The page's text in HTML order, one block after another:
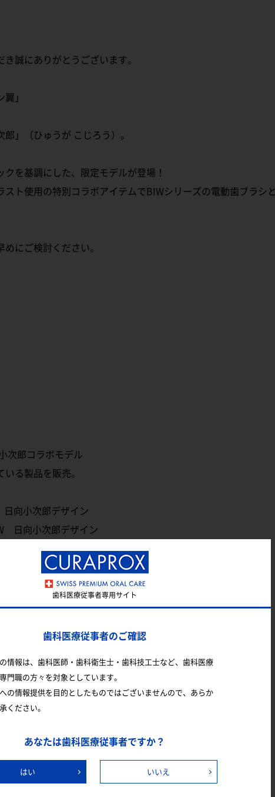
誠にありがとうございます。
」
」（ひゅうが こじろう）。
を基調にした、限定モデルが登場！
ト使用の特別コラボアイテムでBIWシリーズの電動歯ブラシ
にご検討ください。
次郎コラボモデル
る製品を販売。
向小次郎デザイン
日向小次郎デザイン
ィーラー様までお問い合わせください。
ジャパンは高橋陽一先生が
葛SC」のオフィシャルクラブパートナーです。
歯科医療従事者専用サイト
歯科医療従事者のご確認
情報は、歯科医師・歯科衛生士・歯科技工士など、歯科医療
門職の方々を対象としています。
の情報提供を目的としたものではございませんので、あらか
ください。
あなたは歯科医療従事者ですか？
はい いいえ